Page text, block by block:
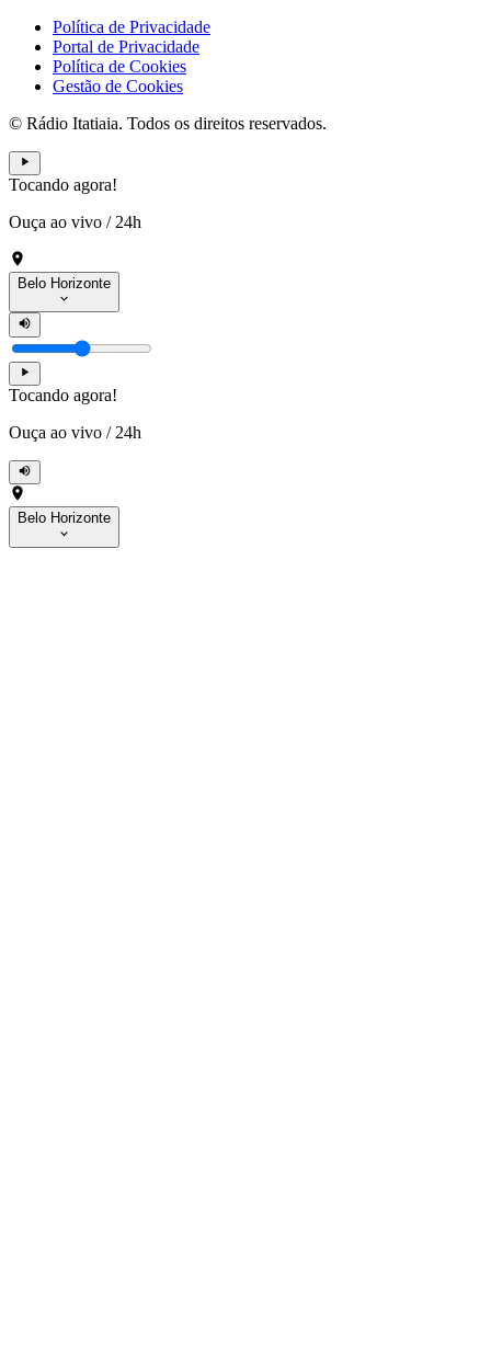
Política de Privacidade
Portal de Privacidade
Política de Cookies
Gestão de Cookies
© Rádio Itatiaia. Todos os direitos reservados.
Tocando agora!
Ouça ao vivo / 24h
Belo Horizonte
Tocando agora!
Ouça ao vivo / 24h
Belo Horizonte